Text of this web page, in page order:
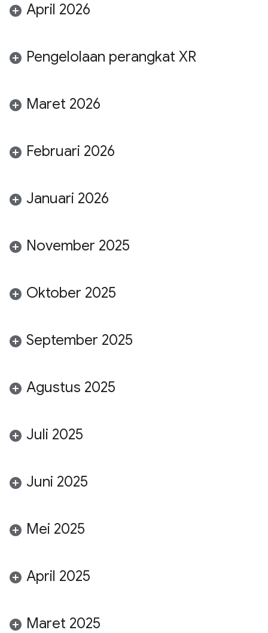
April 2026
Pengelolaan perangkat XR
Maret 2026
Februari 2026
Januari 2026
November 2025
Oktober 2025
September 2025
Agustus 2025
Juli 2025
Juni 2025
Mei 2025
April 2025
Maret 2025